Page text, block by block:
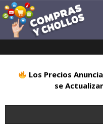
Los Precios
se